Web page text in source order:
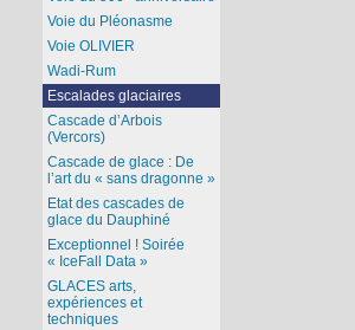
Voie du Pléonasme
Voie OLIVIER
Wadi-Rum
Escalades glaciaires
Cascade d’Arbois
(Vercors)
Cascade de glace : De
l’art du « sans dragonne »
Etat des cascades de
glace du Dauphiné
Exceptionnel ! Soirée
« IceFall Data »
GLACES arts,
expériences et
techniques